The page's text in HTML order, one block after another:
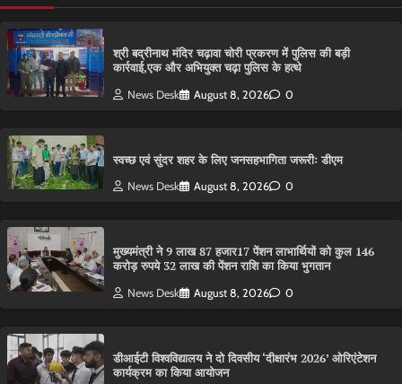
श्री बद्रीनाथ मंदिर चढ़ावा चोरी प्रकरण में पुलिस की बड़ी
कार्रवाई,एक और अभियुक्त चढ़ा पुलिस के हत्थे
News Desk August 8, 2026 0
स्वच्छ एवं सुंदर शहर के लिए जनसहभागिता जरूरीः डीएम
News Desk August 8, 2026 0
मुख्यमंत्री ने 9 लाख 87 हजार17 पेंशन लाभार्थियों को कुल 146
करोड़ रुपये 32 लाख की पेंशन राशि का किया भुगतान
News Desk August 8, 2026 0
डीआईटी विश्वविद्यालय ने दो दिवसीय ‘दीक्षारंभ 2026’ ओरिएंटेशन
कार्यक्रम का किया आयोजन